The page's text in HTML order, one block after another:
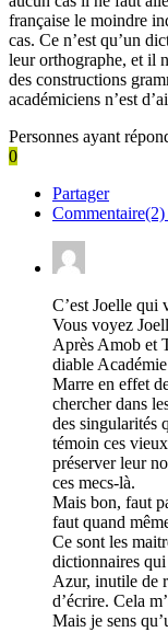
française le moindre
cas. Ce n’est qu’un
leur orthographe, et il
des constructions
académiciens n’est
Personnes ayant
0
Partager
Commentaire(2)
C’est Joelle qui
Vous voyez
Après Amob et
diable
Marre en effet
chercher dans
des singularités
témoin ces
préserver leur
ces mecs-là.
Mais bon, faut
faut quand
Ce sont les
dictionnaires
Azur, inutile de
d’écrire. Cela
Mais je sens